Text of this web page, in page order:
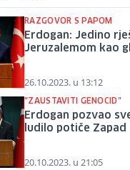
RAZGOVOR S PAPOM
Erdogan: Jedino
Jeruzalemom kao
26.10.2023. u 13:12
"ZAUSTAVITI GENOCID"
Erdogan pozvao
ludilo potiče Zapad
20.10.2023. u 21:05